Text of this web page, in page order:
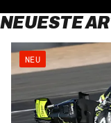
NEUESTE
NEU